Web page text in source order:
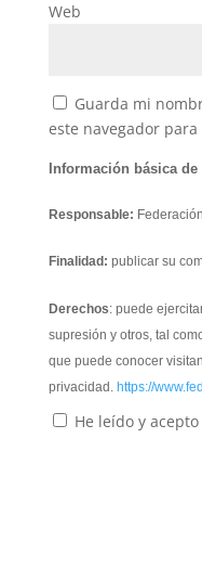
Web
Guarda mi
este navegador
Información básica
Responsable:
Finalidad: publicar su
Derechos: puede
supresión y otros, tal
que puede conocer
privacidad. https://
He leído y acepto